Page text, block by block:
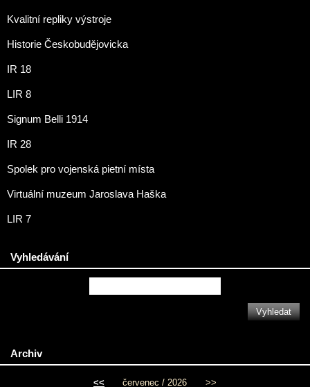
Kvalitní repliky výstroje
Historie Českobudějovicka
IR 18
LIR 8
Signum Belli 1914
IR 28
Spolek pro vojenská pietní místa
Virtuální muzeum Jaroslava Haška
LIR 7
Vyhledávání
Archiv
<< červenec / 2026 >>